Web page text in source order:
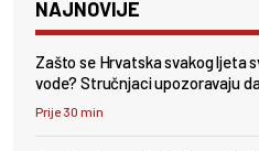
NAJNOVIJE
Zašto se Hrvatska svakog ljeta
vode? Stručnjaci upozoravaju
Prije 30 min